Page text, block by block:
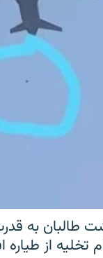
طالبان به
تخلیه از طیاره